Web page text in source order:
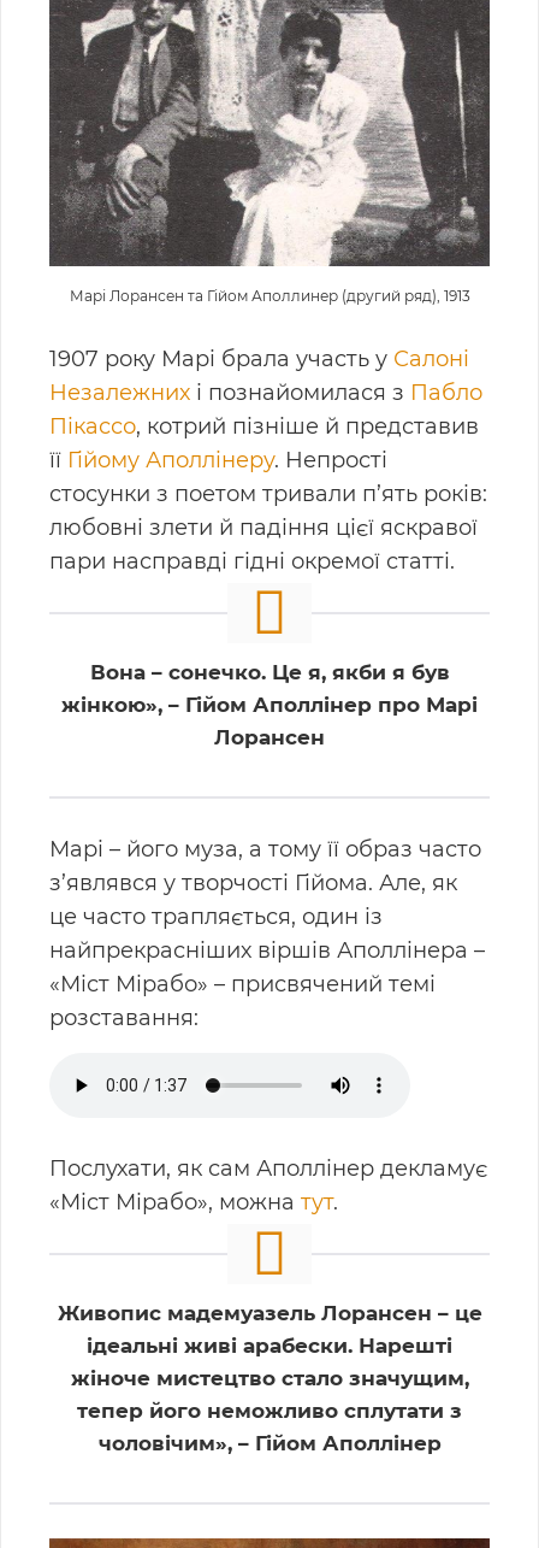
Марі Лорансен та Гійом Аполлинер (другий ряд), 1913
1907 року Марі брала участь у Салоні
Незалежних і познайомилася з Пабло
Пікассо, котрий пізніше й представив
її Гійому Аполлінеру. Непрості
стосунки з поетом тривали п’ять років:
любовні злети й падіння цієї яскравої
пари насправді гідні окремої статті.
Вона – сонечко. Це я, якби я був
жінкою», – Гійом Аполлінер про Марі
Лорансен
Марі – його муза, а тому її образ часто
з’являвся у творчості Гійома. Але, як
це часто трапляється, один із
найпрекрасніших віршів Аполлінера –
«Міст Мірабо» – присвячений темі
розставання:
Послухати, як сам Аполлінер декламує
«Міст Мірабо», можна тут.
Живопис мадемуазель Лорансен – це
ідеальні живі арабески. Нарешті
жіноче мистецтво стало значущим,
тепер його неможливо сплутати з
чоловічим», – Гійом Аполлінер